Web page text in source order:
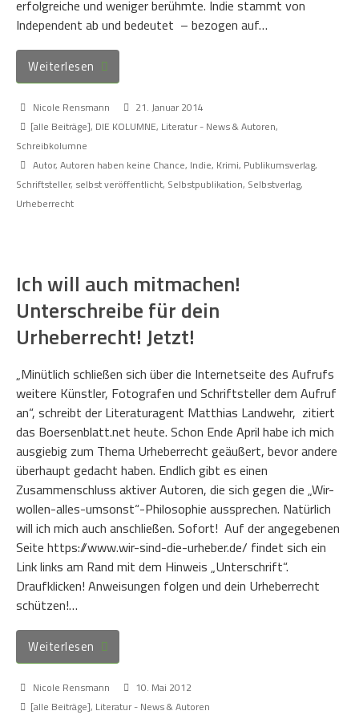
erfolgreiche und weniger berühmte. Indie stammt von
Independent ab und bedeutet – bezogen auf…
Weiterlesen
Nicole Rensmann
21. Januar 2014
[alle Beiträge], DIE KOLUMNE, Literatur - News & Autoren,
Schreibkolumne
Autor, Autoren haben keine Chance, Indie, Krimi, Publikumsverlag,
Schriftsteller, selbst veröffentlicht, Selbstpublikation, Selbstverlag,
Urheberrecht
Ich will auch mitmachen!
Unterschreibe für dein
Urheberrecht! Jetzt!
„Minütlich schließen sich über die Internetseite des Aufrufs
weitere Künstler, Fotografen und Schriftsteller dem Aufruf
an“, schreibt der Literaturagent Matthias Landwehr, zitiert
das Boersenblatt.net heute. Schon Ende April habe ich mich
ausgiebig zum Thema Urheberrecht geäußert, bevor andere
überhaupt gedacht haben. Endlich gibt es einen
Zusammenschluss aktiver Autoren, die sich gegen die „Wir-
wollen-alles-umsonst“-Philosophie aussprechen. Natürlich
will ich mich auch anschließen. Sofort! Auf der angegebenen
Seite https://www.wir-sind-die-urheber.de/ findet sich ein
Link links am Rand mit dem Hinweis „Unterschrift“.
Draufklicken! Anweisungen folgen und dein Urheberrecht
schützen!…
Weiterlesen
Nicole Rensmann
10. Mai 2012
[alle Beiträge], Literatur - News & Autoren